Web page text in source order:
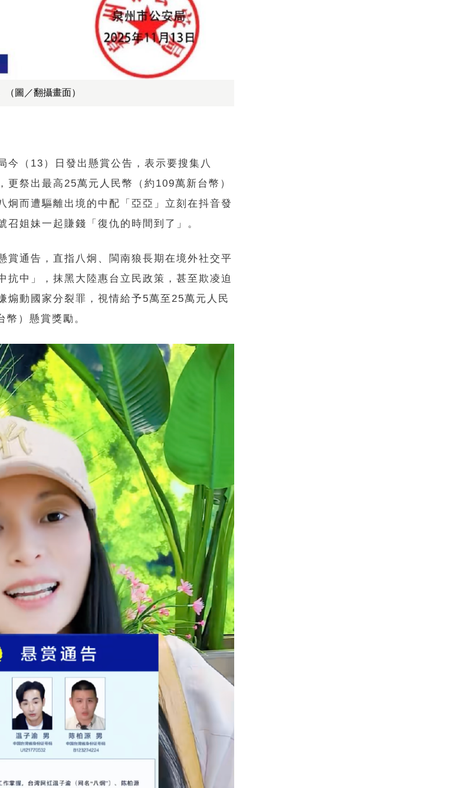
圖／翻攝畫面）
今（13）日發出懸賞公告，表示要搜集八
更祭出最高25萬元人民幣（約109萬新台幣）
炯而遭驅離出境的中配「亞亞」立刻在抖音發
召姐妹一起賺錢「復仇的時間到了」。
賞通告，直指八炯、閩南狼長期在境外社交平
抗中」，抹黑大陸惠台立民政策，甚至欺凌迫
煽動國家分裂罪，視情給予5萬至25萬元人民
）懸賞獎勵。